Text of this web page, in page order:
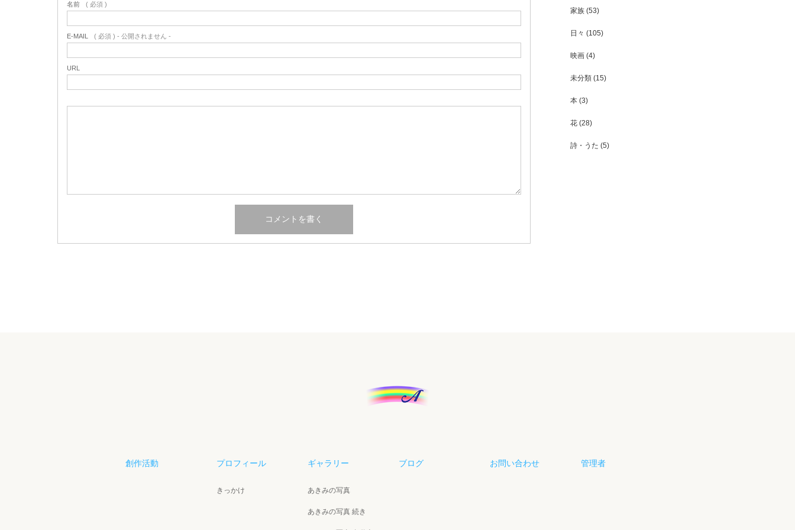
名前 ( 必須 )
E-MAIL ( 必須 ) - 公開されません -
URL
家族 (53)
日々 (105)
映画 (4)
未分類 (15)
本 (3)
花 (28)
詩・うた (5)
創作活動 プロフィール
きっかけ
ギャラリー
あきみの写真
あきみの写真 続き
ブログ お問い合わせ 管理者